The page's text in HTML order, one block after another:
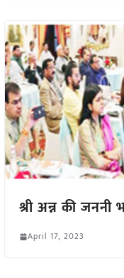
श्री अन्न की जननी
April 17, 2023